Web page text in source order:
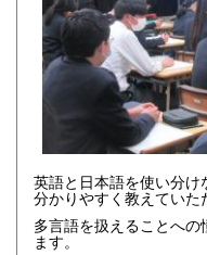
英語と日本語を使い分
分かりやすく教えていた
多言語を扱えることへ
ます。